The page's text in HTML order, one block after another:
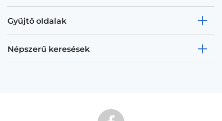
Gyűjtő oldalak
Népszerű keresések